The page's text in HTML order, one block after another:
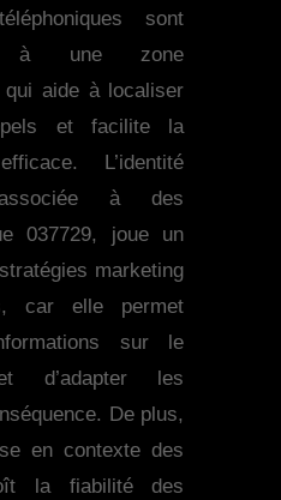
sont
à une zone
qui aide à localiser
et facilite la
L’identité
associée à des
037729, joue un
marketing
car elle permet
sur le
d’adapter les
De plus,
en contexte des
la fiabilité des